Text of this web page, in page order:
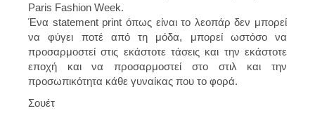
Paris Fashion Week.
Ένα statement print όπως είναι το λεοπάρ δεν μπορεί
να φύγει ποτέ από τη μόδα, μπορεί ωστόσο να
προσαρμοστεί στις εκάστοτε τάσεις και την εκάστοτε
εποχή και να προσαρμοστεί στο στιλ και την
προσωπικότητα κάθε γυναίκας που το φορά.
Σουέτ